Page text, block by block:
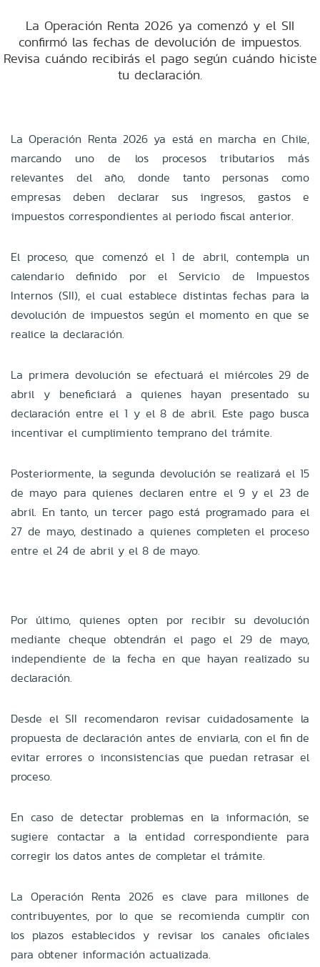
La Operación Renta 2026 ya comenzó y el SII
confirmó las fechas de devolución de impuestos.
Revisa cuándo recibirás el pago según cuándo hiciste
tu declaración.
La Operación Renta 2026 ya está en marcha en Chile,
marcando uno de los procesos tributarios más
relevantes del año, donde tanto personas como
empresas deben declarar sus ingresos, gastos e
impuestos correspondientes al periodo fiscal anterior.
El proceso, que comenzó el 1 de abril, contempla un
calendario definido por el Servicio de Impuestos
Internos (SII), el cual establece distintas fechas para la
devolución de impuestos según el momento en que se
realice la declaración.
La primera devolución se efectuará el miércoles 29 de
abril y beneficiará a quienes hayan presentado su
declaración entre el 1 y el 8 de abril. Este pago busca
incentivar el cumplimiento temprano del trámite.
Posteriormente, la segunda devolución se realizará el 15
de mayo para quienes declaren entre el 9 y el 23 de
abril. En tanto, un tercer pago está programado para el
27 de mayo, destinado a quienes completen el proceso
entre el 24 de abril y el 8 de mayo.
Por último, quienes opten por recibir su devolución
mediante cheque obtendrán el pago el 29 de mayo,
independiente de la fecha en que hayan realizado su
declaración.
Desde el SII recomendaron revisar cuidadosamente la
propuesta de declaración antes de enviarla, con el fin de
evitar errores o inconsistencias que puedan retrasar el
proceso.
En caso de detectar problemas en la información, se
sugiere contactar a la entidad correspondiente para
corregir los datos antes de completar el trámite.
La Operación Renta 2026 es clave para millones de
contribuyentes, por lo que se recomienda cumplir con
los plazos establecidos y revisar los canales oficiales
para obtener información actualizada.